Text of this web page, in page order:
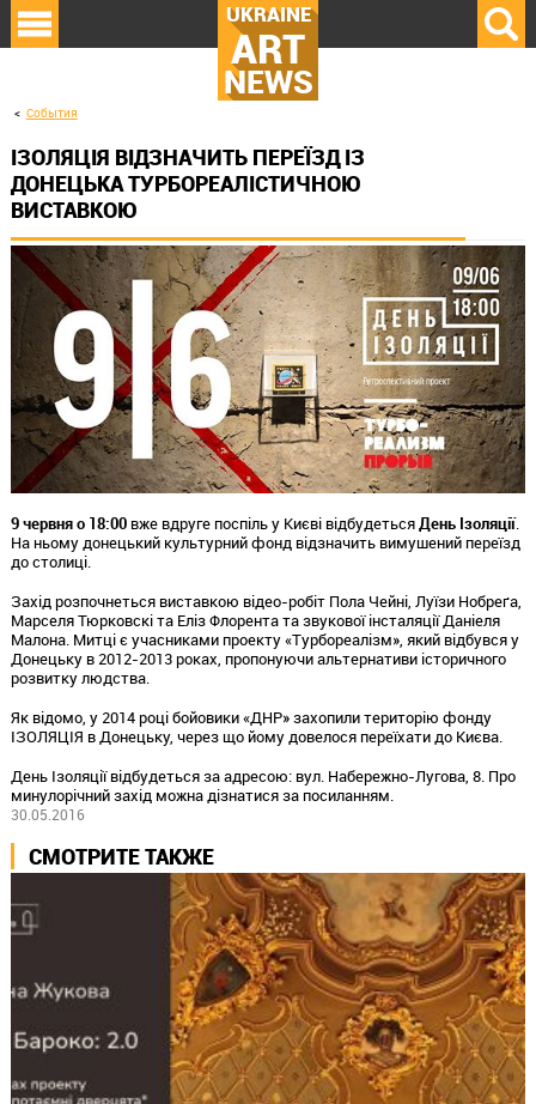
UKRAINE
ART
NEWS
События
ІЗОЛЯЦІЯ ВІДЗНАЧИТЬ ПЕРЕЇЗД ІЗ
ДОНЕЦЬКА ТУРБОРЕАЛІСТИЧНОЮ
ВИСТАВКОЮ
9 червня о 18:00вже вдруге поспіль у Києві відбудетьсяДень Ізоляції.
На ньому донецький культурний фонд відзначить вимушений переїзд
до столиці.
Захід розпочнеться виставкою відео-робіт Пола Чейні, Луїзи Нобреґа,
Марселя Тюрковскі та Еліз Флорента та звукової інсталяції Даніеля
Малона. Митці є учасниками проекту «Турбореалізм», який відбувся у
Донецьку в 2012-2013 роках, пропонуючи альтернативи історичного
розвитку людства.
Як відомо, у 2014 році бойовики «ДНР» захопили територію фонду
ІЗОЛЯЦІЯ в Донецьку, через що йому довелося переїхати до Києва.
День Ізоляції відбудеться за адресою: вул. Набережно-Лугова, 8. Про
минулорічний захід можна дізнатися за посиланням.
30.05.2016
СМОТРИТЕ ТАКЖЕ